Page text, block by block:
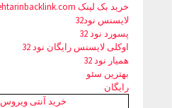
خرید بک لینک behtarinbacklink.com
لایسنس نود32
پسورد نود 32
اوکلی لایسنس رایگان نود 32
همیار نود 32
بهترین سئو
رایگان
خرید آنتی ویروس Kaspersky